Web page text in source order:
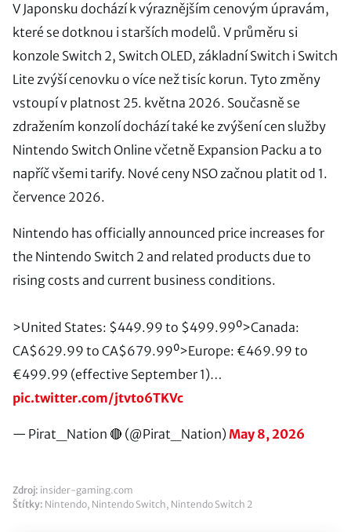
V Japonsku dochází k výraznějším cenovým úpravám,
které se dotknou i starších modelů. V průměru si
konzole Switch 2, Switch OLED, základní Switch i Switch
Lite zvýší cenovku o více než tisíc korun. Tyto změny
vstoupí v platnost 25. května 2026. Současně se
zdražením konzolí dochází také ke zvýšení cen služby
Nintendo Switch Online včetně Expansion Packu a to
napříč všemi tarify. Nové ceny NSO začnou platit od 1.
července 2026.
Nintendo has officially announced price increases for
the Nintendo Switch 2 and related products due to
rising costs and current business conditions.
>United States: $449.99 to $499.99⁰>Canada:
CA$629.99 to CA$679.99⁰>Europe: €469.99 to
€499.99 (effective September 1)…
pic.twitter.com/jtvto6TKVc
— Pirat_Nation 🔴 (@Pirat_Nation) May 8, 2026
Zdroj: insider-gaming.com
Štítky: Nintendo, Nintendo Switch, Nintendo Switch 2